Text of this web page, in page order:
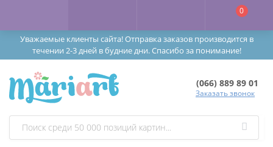
Уважаемые клиенты сайта! Отправка заказов производится в
течении 2-3 дней в будние дни. Спасибо за понимание!
0
(066) 889 89 01
Заказать звонок